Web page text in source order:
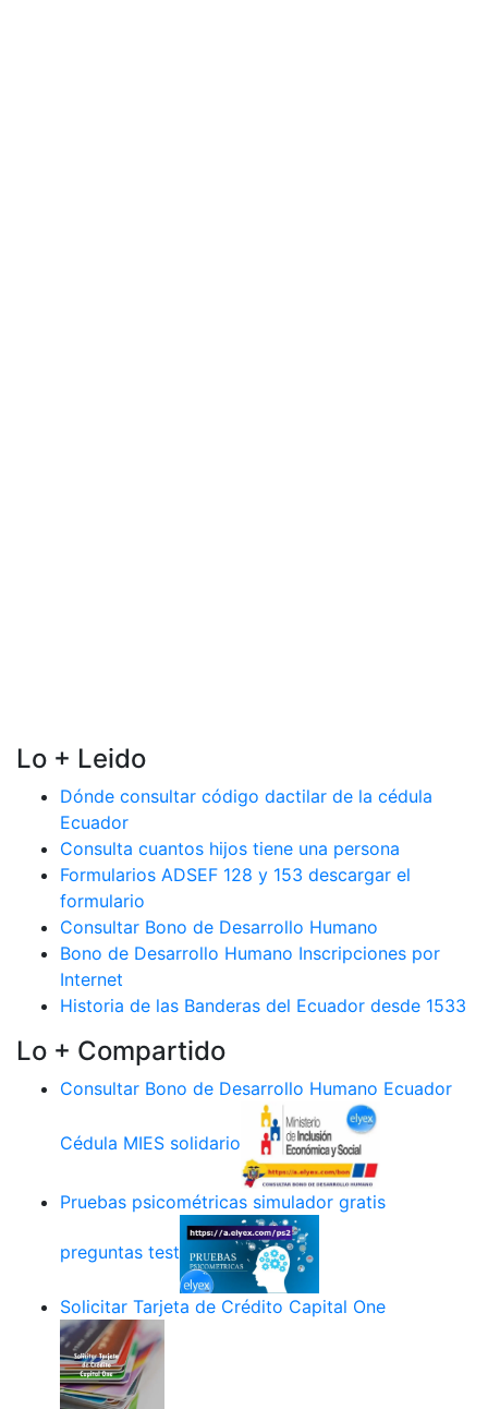
Lo + Leido
Dónde consultar código dactilar de la cédula
Ecuador
Consulta cuantos hijos tiene una persona
Formularios ADSEF 128 y 153 descargar el
formulario
Consultar Bono de Desarrollo Humano
Bono de Desarrollo Humano Inscripciones por
Internet
Historia de las Banderas del Ecuador desde 1533
Lo + Compartido
Consultar Bono de Desarrollo Humano Ecuador
Cédula MIES solidario
Pruebas psicométricas simulador gratis
preguntas test
Solicitar Tarjeta de Crédito Capital One